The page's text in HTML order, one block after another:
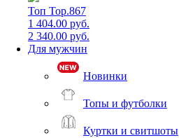
Топ Top.867
1 404.00 руб.
2 340.00 руб.
Для мужчин
Новинки
Топы и футболки
Куртки и свитшоты